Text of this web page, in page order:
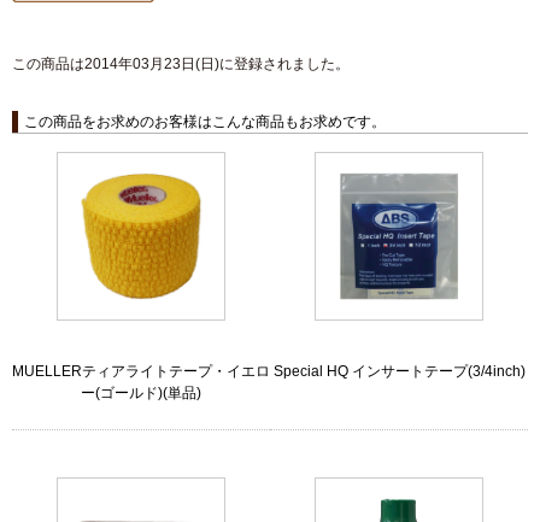
この商品は2014年03月23日(日)に登録されました。
この商品をお求めのお客様はこんな商品もお求めです。
MUELLERティアライトテープ・イエロ
ー(ゴールド)(単品)
Special HQ インサートテープ(3/4inch)